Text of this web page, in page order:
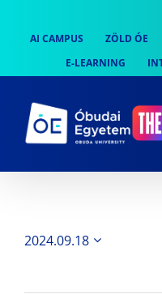
content
AI CAMPUS
ZÖLD ÓE
E-LEARNING
2024.09.18